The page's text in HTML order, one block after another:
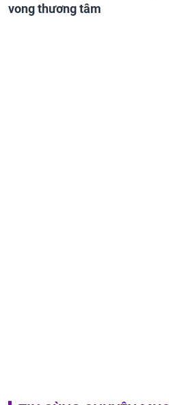
vong thương tâm